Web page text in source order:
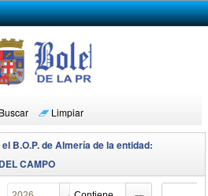
BOP
Buscar Limpiar
B.O.P. de Almería de la entidad:
CAMPO